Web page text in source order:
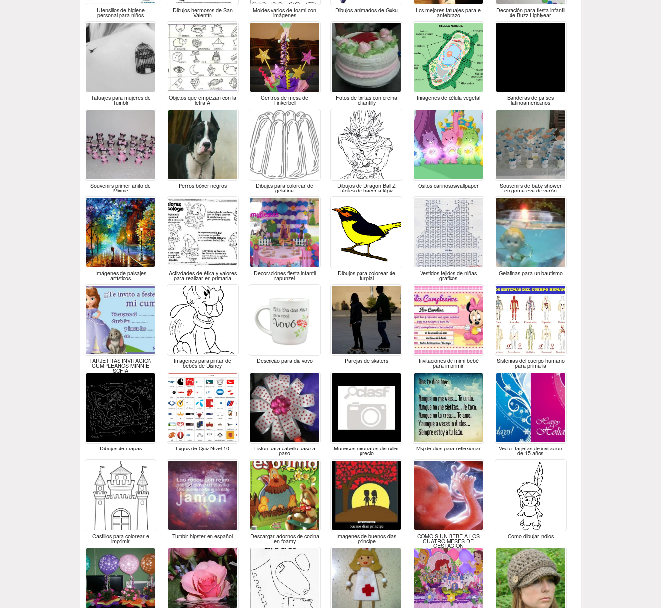
Utensilios de higiene
personal para niños
Dibujos hermosos de San
Valentín
Moldes varios de foami con
imágenes
Dibujos animados de Goku Los mejores tatuajes para el
antebrazo
Decoración para fiesta infantil
de Buzz Lightyear
Tatuajes para mujeres de
Tumblr
Objetos que empiezan con la
letra A
Centros de mesa de
Tinkerbell
Fotos de tortas con crema
chantilly
Imágenes de célula vegetal Banderas de países
latinoamericanos
Souvenirs primer añito de
Minnie
Perros bóxer negros Dibujos para colorear de
gelatina
Dibujos de Dragon Ball Z
fáciles de hacer a lápiz
Ositos cariñososwallpaper Souvenirs de baby shower
en goma eva de varón
Imágenes de paisajes
artísticos
Actividades de ética y valores
para realizar en primaria
Decoraciónes fiesta infantil
rapunzel
Dibujos para colorear de
turpial
Vestidos tejidos de niñas
graficos
Gelatinas para un bautismo
TARJETITAS INVITACION
CUMPLEAÑOS MINNIE
SOFIA
Imagenes para pintar de
bebés de Disney
Descrição para dia vovo Parejas de skaters Invitaciónes de mimi bebé
para imprimir
Sistemas del cuerpo humano
para primaria
Dibujos de mapas Logos de Quiz Nivel 10 Listón para cabello paso a
paso
Muñecos neonatos distroller
precio
Msj de dios para reflexionar Vector tarjetas de invitación
de 15 años
Castillos para colorear e
imprimir
Tumblr hipster en español Descargar adornos de cocina
en foamy
Imagenes de buenos dias
principe
COMO S UN BEBE A LOS
CUATRO MESES DE
GESTACION
Como dibujar indios